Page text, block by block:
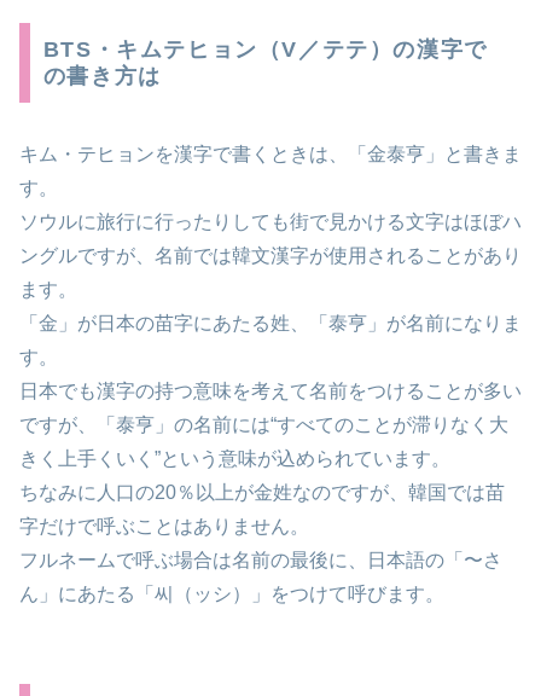
BTS・キムテヒョン（V／テテ）の漢字で
の書き方は
キム・テヒョンを漢字で書くときは、「金泰亨」と書きま
す。
ソウルに旅行に行ったりしても街で見かける文字はほぼハ
ングルですが、名前では韓文漢字が使用されることがあり
ます。
「金」が日本の苗字にあたる姓、「泰亨」が名前になりま
す。
日本でも漢字の持つ意味を考えて名前をつけることが多い
ですが、「泰亨」の名前には“すべてのことが滞りなく大
きく上手くいく”という意味が込められています。
ちなみに人口の20％以上が金姓なのですが、韓国では苗
字だけで呼ぶことはありません。
フルネームで呼ぶ場合は名前の最後に、日本語の「〜さ
ん」にあたる「씨（ッシ）」をつけて呼びます。